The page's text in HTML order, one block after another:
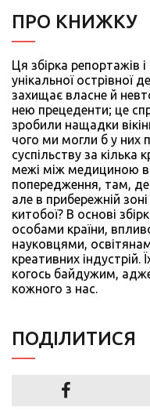
ПРО КНИЖКУ
Ця збірка репортажів
унікальної острівної
захищає власне й
нею прецеденти; це
зробили нащадки
чого ми могли б у них
суспільству за кілька
межі між медициною
попередження, там,
але в прибережній
китобої? В основі
особами країни,
науковцями,
креативних індустрій.
когось байдужим,
кожного з нас.
ПОДIЛИТИСЯ